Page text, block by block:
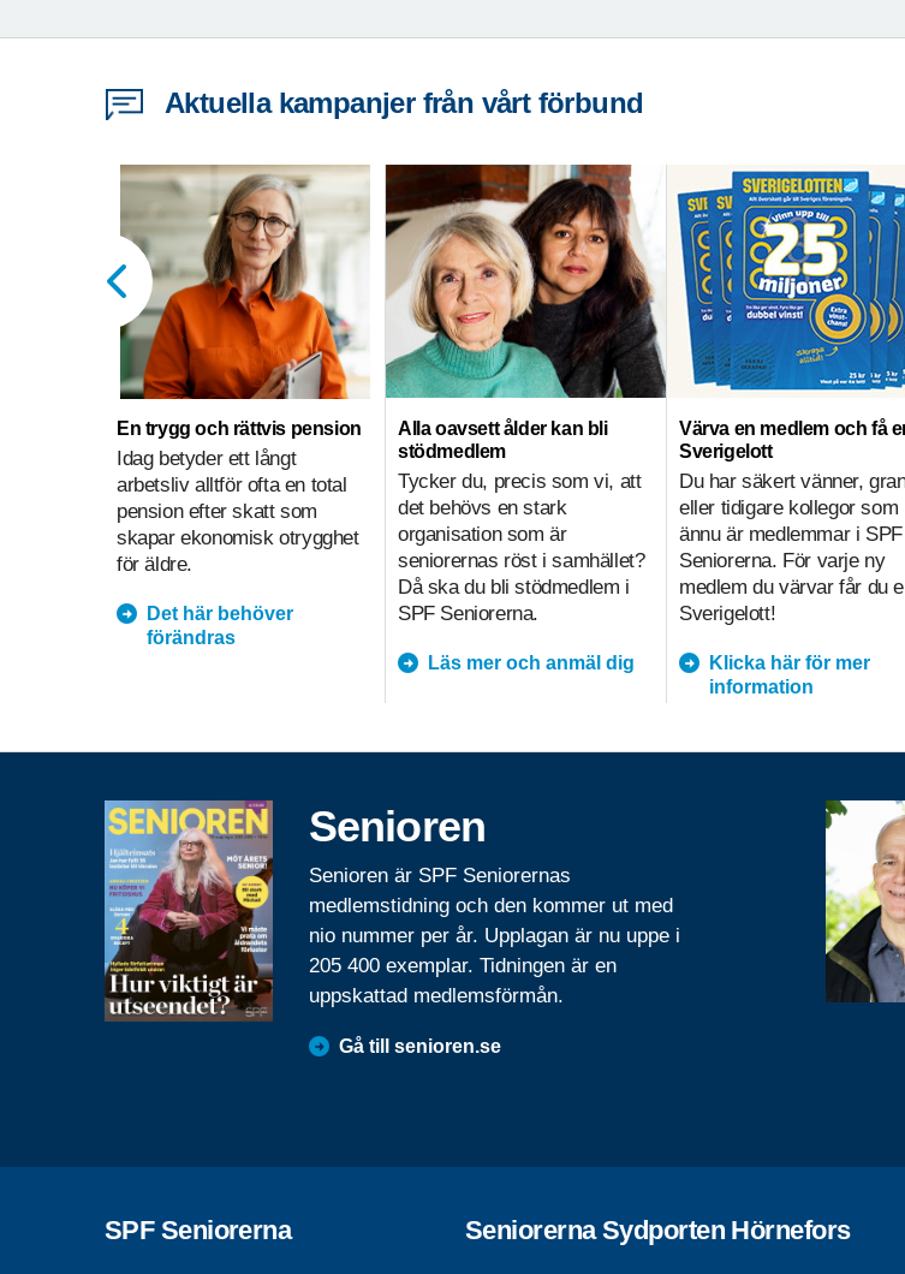
Aktuella kampanjer från vårt förbund
En trygg och rättvis pension
Idag betyder ett långt
arbetsliv alltför ofta en total
pension efter skatt som
skapar ekonomisk otrygghet
för äldre.
Det här behöver
förändras
Alla oavsett ålder kan bli
stödmedlem
Tycker du, precis som vi, att
det behövs en stark
organisation som är
seniorernas röst i samhället?
Då ska du bli stödmedlem i
SPF Seniorerna.
Läs mer och anmäl dig
Värva en medlem och få
Sverigelott
Du har säkert vänner,
eller tidigare kollegor som
ännu är medlemmar i SPF
Seniorerna. För varje ny
medlem du värvar får du
Sverigelott!
Klicka här för mer
information
Senioren
Senioren är SPF Seniorernas
medlemstidning och den kommer ut med
nio nummer per år. Upplagan är nu uppe i
205 400 exemplar. Tidningen är en
uppskattad medlemsförmån.
Gå till senioren.se
SPF Seniorerna Seniorerna Sydporten Hörnefors